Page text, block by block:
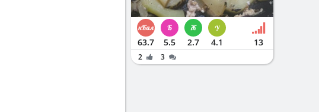
63.7 5.5 2.7 4.1 13
2 3